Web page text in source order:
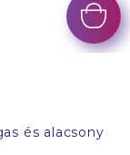
és alacsony